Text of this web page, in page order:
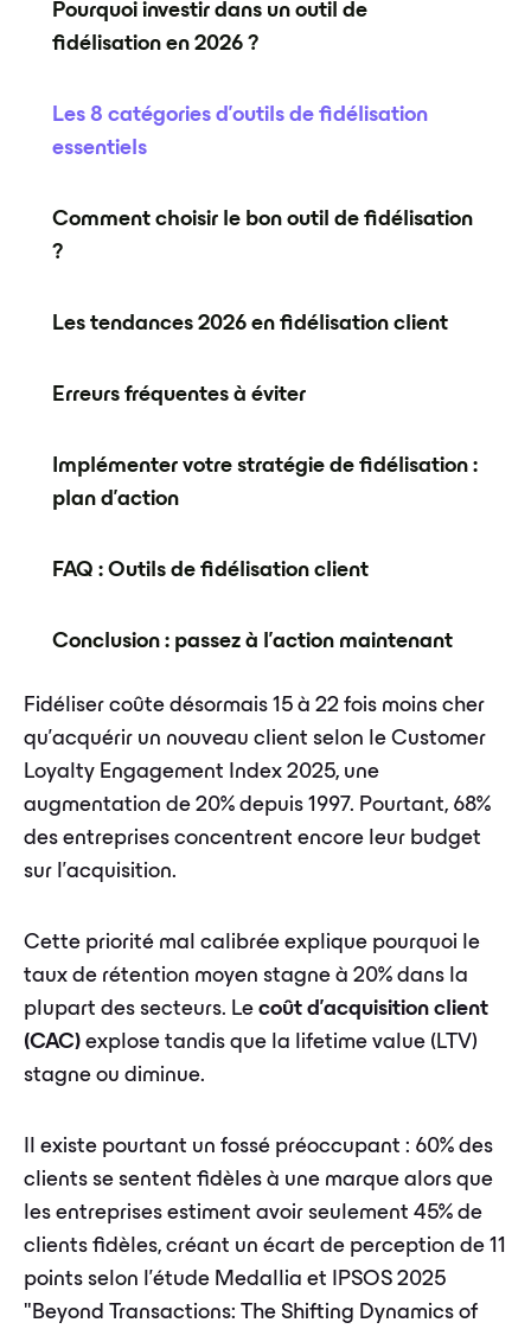
Fidéliser coûte désormais 15 à 22 fois moins cher
qu'acquérir un nouveau client selon le Customer
Loyalty Engagement Index 2025, une
augmentation de 20% depuis 1997. Pourtant, 68%
des entreprises concentrent encore leur budget
sur l'acquisition.
Cette priorité mal calibrée explique pourquoi le
taux de rétention moyen stagne à 20% dans la
plupart des secteurs. Le coût d'acquisition client
(CAC) explose tandis que la lifetime value (LTV)
stagne ou diminue.
Il existe pourtant un fossé préoccupant : 60% des
clients se sentent fidèles à une marque alors que
les entreprises estiment avoir seulement 45% de
clients fidèles, créant un écart de perception de 11
points selon l'étude Medallia et IPSOS 2025
"Beyond Transactions: The Shifting Dynamics of
Pourquoi investir dans un outil de
fidélisation en 2026 ?
Les 8 catégories d'outils de fidélisation
essentiels
Comment choisir le bon outil de fidélisation
?
Les tendances 2026 en fidélisation client
Erreurs fréquentes à éviter
Implémenter votre stratégie de fidélisation :
plan d'action
FAQ : Outils de fidélisation client
Conclusion : passez à l'action maintenant